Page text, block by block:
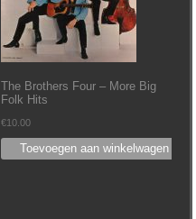
The Brothers Four – More Big
Folk Hits
€10.00
Toevoegen aan winkelwagen